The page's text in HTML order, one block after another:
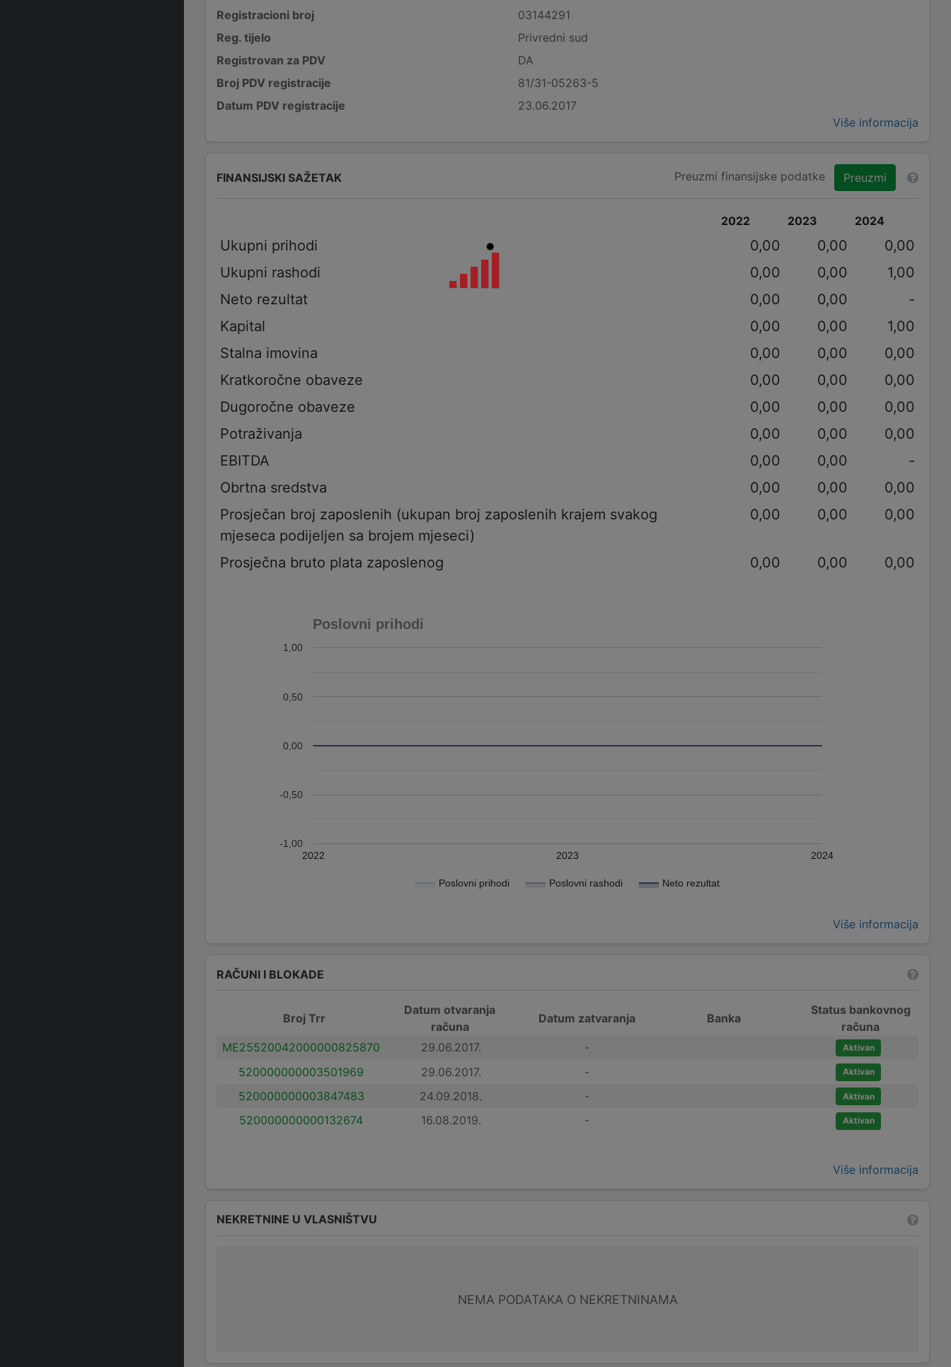
Registracioni broj
03144291
Reg. tijelo
Privredni sud
Registrovan za PDV
DA
Broj PDV registracije
81/31-05263-5
Datum PDV registracije
23.06.2017
Više informacija
FINANSIJSKI SAŽETAK Preuzmi finansijske podatke Preuzmi
2022 2023 2024
Ukupni prihodi 0,00 0,00
0,00
Ukupni rashodi
0,00 0,00
1,00
Neto rezultat
0,00 0,00
-
Kapital
0,00 0,00
1,00
Stalna imovina
0,00 0,00
0,00
Kratkoročne obaveze
0,00 0,00
0,00
Dugoročne obaveze
0,00 0,00
0,00
Potraživanja
0,00 0,00
0,00
EBITDA
0,00 0,00
-
Obrtna sredstva
0,00 0,00
0,00
Prosječan broj zaposlenih (ukupan broj zaposlenih krajem svakog
mjeseca podijeljen sa brojem mjeseci)
0,00 0,00 0,00
Prosječna bruto plata zaposlenog 0,00 0,00 0,00
Poslovni prihodi
Poslovni prihodi Poslovni rashodi Neto rezultat
2022 2023 2024
-1,00
-0,50
0,00
0,50
1,00
Više informacija
RAČUNI I BLOKADE
Broj Trr
Datum otvaranja
računa
Datum zatvaranja Banka
Status bankovnog
računa
ME25520042000000825870
29.06.2017. - Aktivan
520000000003501969 29.06.2017. - Aktivan
520000000003847483 24.09.2018. - Aktivan
520000000000132674 16.08.2019. - Aktivan
Više informacija
NEKRETNINE U VLASNIŠTVU
NEMA PODATAKA O NEKRETNINAMA